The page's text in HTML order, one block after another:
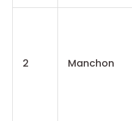
2 Manchon